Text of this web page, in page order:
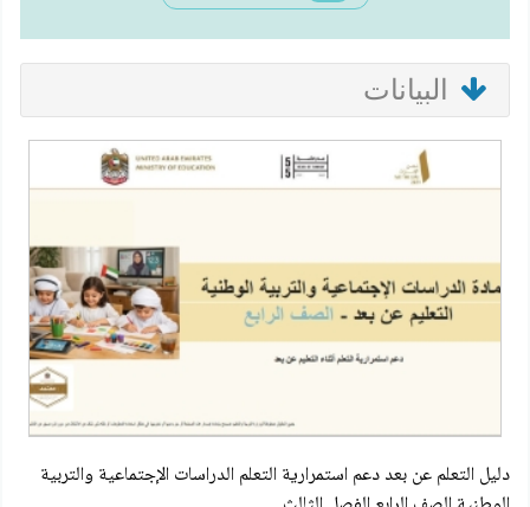
البيانات
دليل التعلم عن بعد دعم استمرارية التعلم الدراسات الإجتماعية والتربية